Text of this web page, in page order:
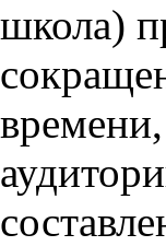
школа)